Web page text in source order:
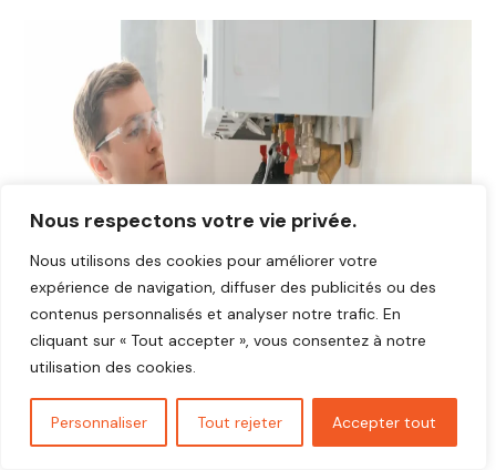
Nous respectons votre vie privée.
Nous utilisons des cookies pour améliorer votre
expérience de navigation, diffuser des publicités ou des
contenus personnalisés et analyser notre trafic. En
cliquant sur « Tout accepter », vous consentez à notre
utilisation des cookies.
Personnaliser Tout rejeter Accepter tout